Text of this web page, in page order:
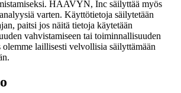
HAAVYN, Inc säilyttää myös
varten. Käyttötietoja säilytetään
paitsi jos näitä tietoja käytetään
vahvistamiseen tai toiminnallisuuden
olemme laillisesti velvollisia säilyttämään